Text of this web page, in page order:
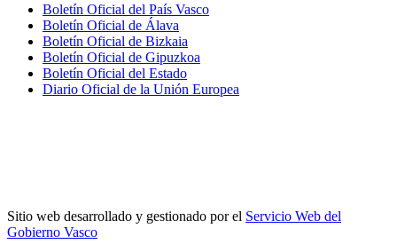
Boletín Oficial del País Vasco
Boletín Oficial de Álava
Boletín Oficial de Bizkaia
Boletín Oficial de Gipuzkoa
Boletín Oficial del Estado
Diario Oficial de la Unión Europea
Sitio web desarrollado y gestionado por el Servicio Web del
Gobierno Vasco